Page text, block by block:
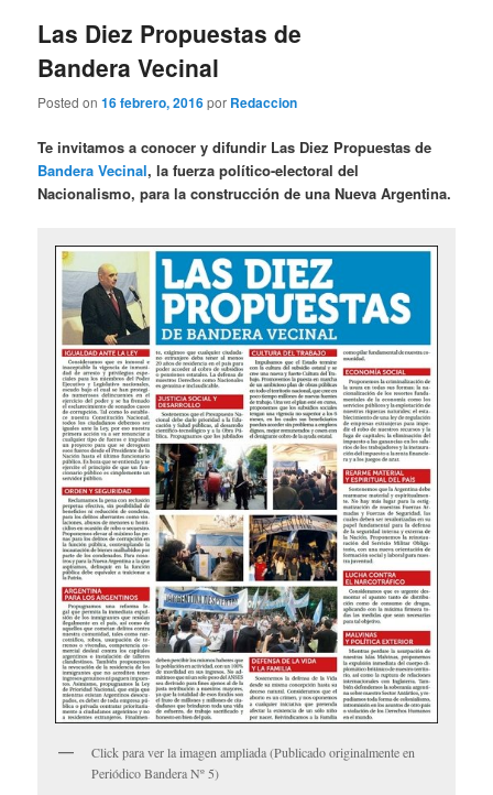
Las Diez Propuestas de
Bandera Vecinal
Posted on16 febrero, 2016por Redaccion
Te invitamos a conocer y difundir Las Diez Propuestas de
Bandera Vecinal, la fuerza político-electoral del
Nacionalismo, para la construcción de una Nueva Argentina.
Click para ver la imagen ampliada (Publicado originalmente en
Periódico Bandera Nº 5)